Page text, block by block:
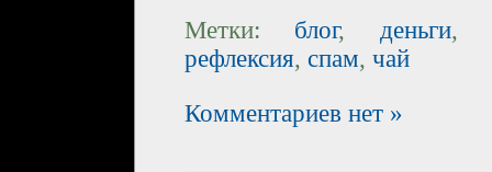
Метки: блог, деньги,
рефлексия, спам, чай
Комментариев нет »